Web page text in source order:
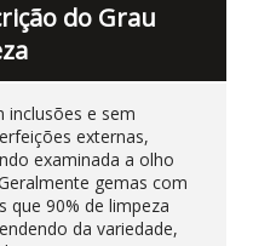
do Grau
inclusões e sem
externas,
examinada a olho
gemas com
que 90% de limpeza
da variedade,